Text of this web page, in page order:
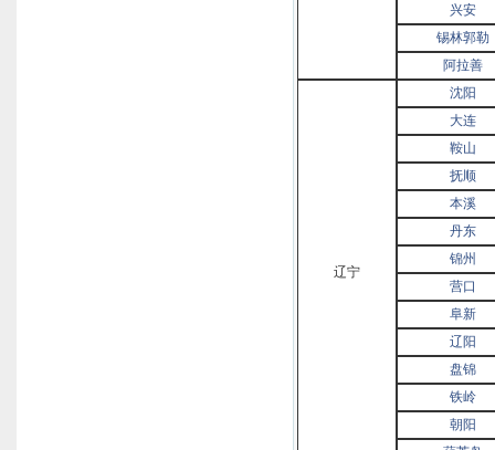
兴安
锡林郭勒
阿拉善
辽宁
沈阳
大连
鞍山
抚顺
本溪
丹东
锦州
营口
阜新
辽阳
盘锦
铁岭
朝阳